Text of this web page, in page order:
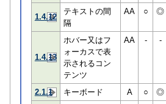
1.4.12
テキストの間
隔
AA ○ ◎
1.4.13
ホバー又はフ
ォーカスで表
示されるコン
テンツ
AA - -
2.1.1 キーボード A ○ ◎